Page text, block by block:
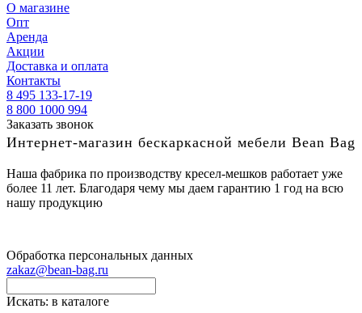
О магазине
Опт
Аренда
Акции
Доставка и оплата
Контакты
8 495 133-17-19
8 800 1000 994
Заказать звонок
Интернет-магазин бескаркасной мебели Bean Bag
Наша фабрика по производству кресел-мешков работает уже
более 11 лет. Благодаря чему мы даем гарантию 1 год на всю
нашу продукцию
Обработка персональных данных
zakaz@bean-bag.ru
Искать: в каталоге